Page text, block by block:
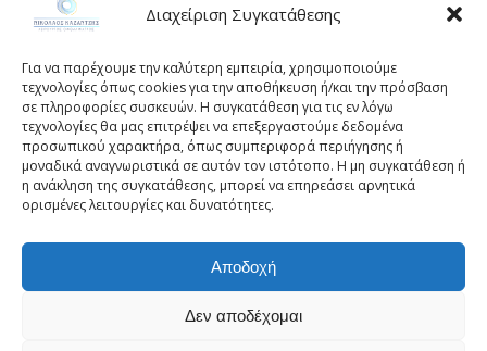
Διαχείριση Συγκατάθεσης
Για να παρέχουμε την καλύτερη εμπειρία, χρησιμοποιούμε
τεχνολογίες όπως cookies για την αποθήκευση ή/και την πρόσβαση
σε πληροφορίες συσκευών. Η συγκατάθεση για τις εν λόγω
τεχνολογίες θα μας επιτρέψει να επεξεργαστούμε δεδομένα
προσωπικού χαρακτήρα, όπως συμπεριφορά περιήγησης ή
μοναδικά αναγνωριστικά σε αυτόν τον ιστότοπο. Η μη συγκατάθεση ή
η ανάκληση της συγκατάθεσης, μπορεί να επηρεάσει αρνητικά
ορισμένες λειτουργίες και δυνατότητες.
Αποδοχή
Δεν αποδέχομαι
Προληπτικός
Έλεγχος
Διαγνωστικές
Χειρουργικές
Επεμβάσεις Οφθαλμών
Οπτικά Πεδία
(Perimetry)
Παιδοοφθαλμολογία
Οπτική Τομογραφία
Συνοχής (OCT)
© 2025 - kazantziseyecare.gr -
Forge.com